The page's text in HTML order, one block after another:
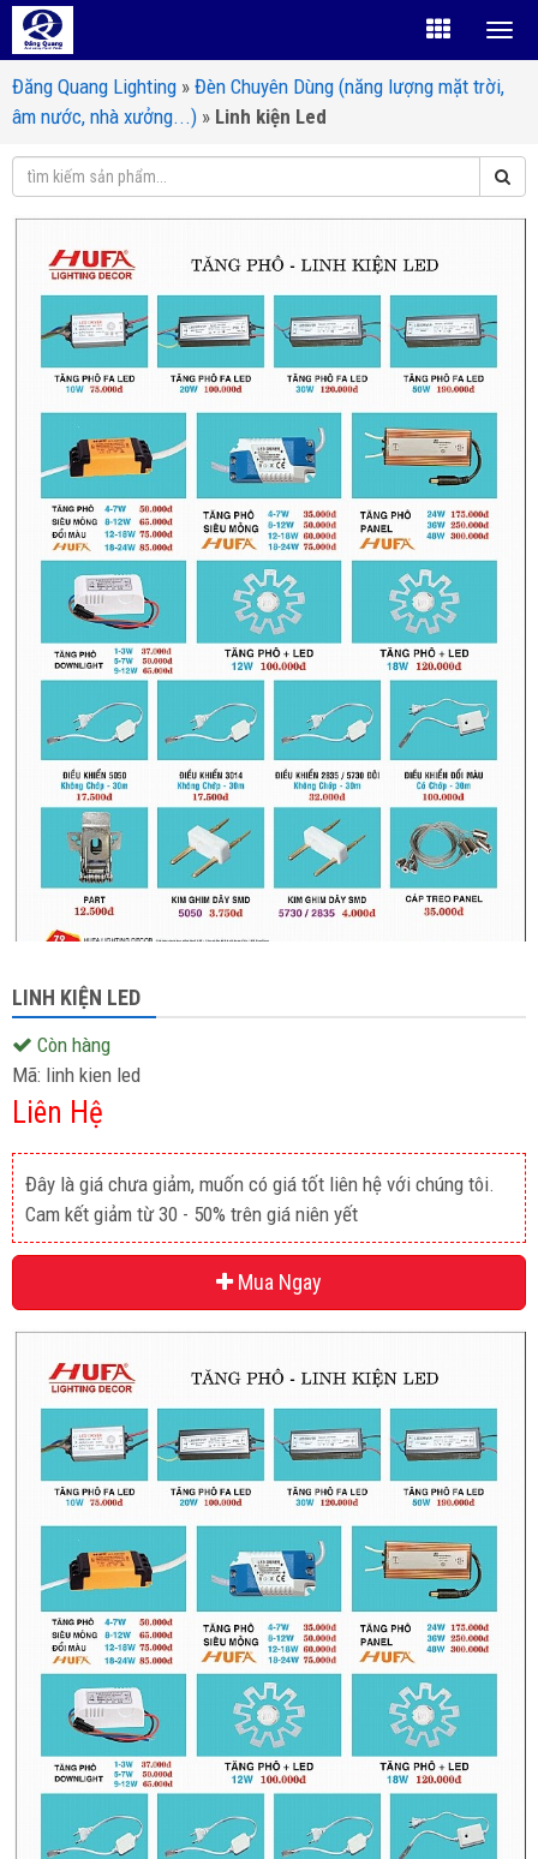
Đăng Quang Lighting » Đèn Chuyên Dùng (năng lượng mặt trời,
âm nước, nhà xưởng...) » Linh kiện Led
LINH KIỆN LED
Còn hàng
Mã: linh kien led
Liên Hệ
Đây là giá chưa giảm, muốn có giá tốt liên hệ với chúng tôi.
Cam kết giảm từ 30 - 50% trên giá niên yết
Mua Ngay